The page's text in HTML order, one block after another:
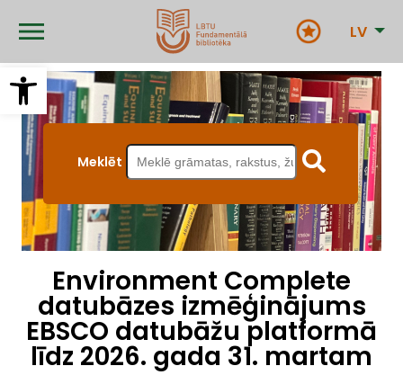
Open toolbar
galveno LV
Meklēt
Environment Complete
datubāzes izmēģinājums
EBSCO datubāžu platformā
līdz 2026. gada 31. martam